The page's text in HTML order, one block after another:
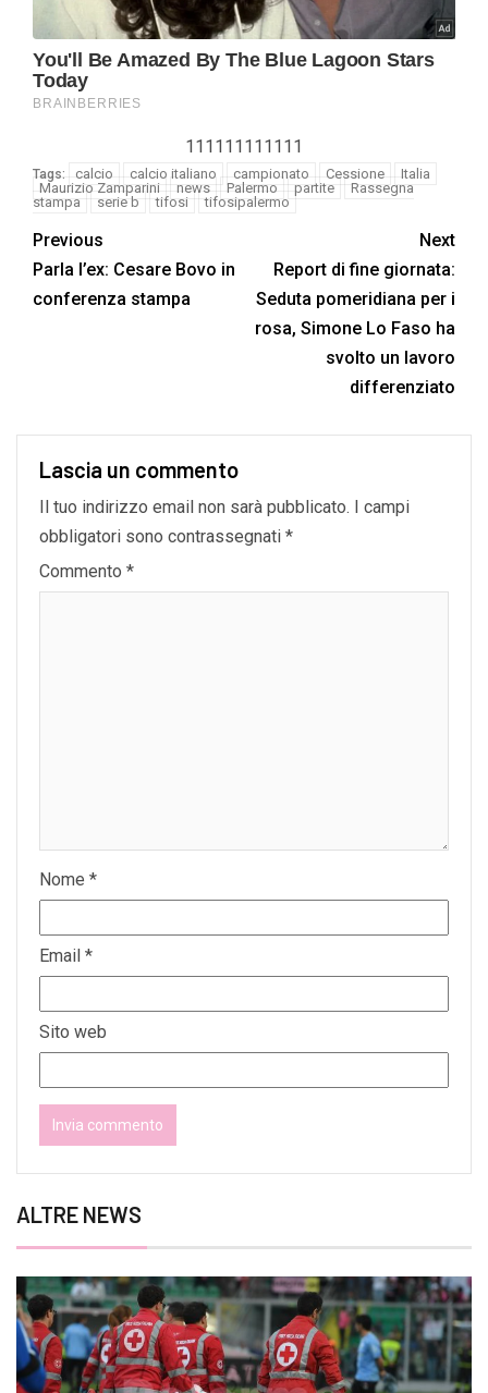
111111111111
Tags: calcio calcio italiano campionato Cessione
Italia
Maurizio Zamparini
news Palermo partite
Rassegna
stampa
serie b tifosi tifosipalermo
Previous
Parla l’ex: Cesare Bovo in
conferenza stampa
Next
Report di fine giornata:
Seduta pomeridiana per i
rosa, Simone Lo Faso ha
svolto un lavoro
differenziato
Lascia un commento
Il tuo indirizzo email non sarà pubblicato.
I campi
obbligatori sono contrassegnati *
Commento *
Nome *
Email *
Sito web
ALTRE NEWS